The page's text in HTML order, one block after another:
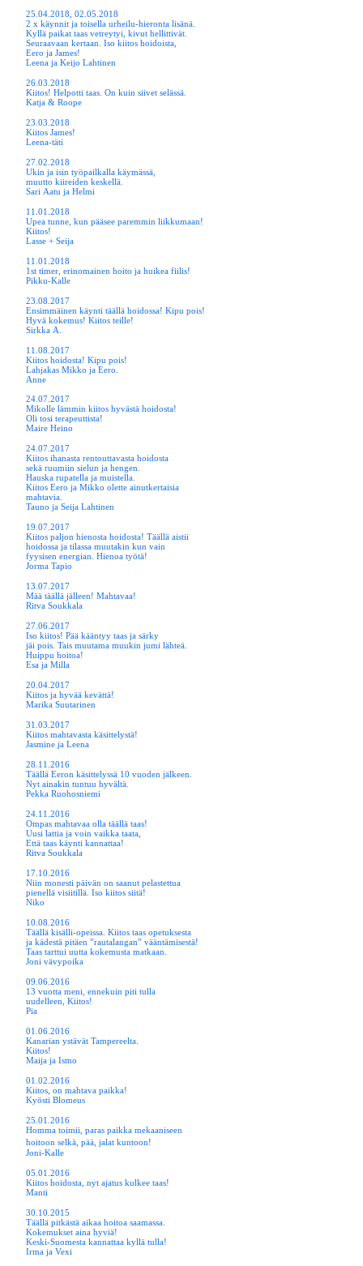
25.04.2018, 02.05.2018
2 x käynnit ja toisella urheilu-hieronta lisänä.
Kyllä paikat taas vetreytyi, kivut hellittivät.
Seuraavaan kertaan. Iso kiitos hoidoista,
Eero ja James!
Leena ja Keijo Lahtinen
26.03.2018
Kiitos! Helpotti taas. On kuin siivet selässä.
Katja & Roope
23.03.2018
Kiitos James!
Leena-täti
27.02.2018
Ukin ja isin työpailkalla käymässä,
muutto kiireiden keskellä.
Sari Aatu ja Helmi
11.01.2018
Upea tunne, kun pääsee paremmin liikkumaan!
Kiitos!
Lasse + Seija
11.01.2018
1st timer, erinomainen hoito ja huikea fiilis!
Pikku-Kalle
23.08.2017
Ensimmäinen käynti täällä hoidossa! Kipu pois!
Hyvä kokemus! Kiitos teille!
Sirkka A
11.08.2017
Kiitos hoidosta! Kipu pois!
Lahjakas Mikko ja Eero.
Anne
24.07.2017
Mikolle lämmin kiitos hyvästä hoidosta!
Oli tosi terapeuttista!
Maire Heino
24.07.2017
Kiitos ihanasta rentouttavasta hoidosta
sekä ruumiin sielun ja hengen.
Hauska rupatella ja muistella.
Kiitos Eero ja Mikko olette ainutkertaisia
mahtavia.
Tauno ja Seija Lahtinen
19.07.2017
Kiitos paljon hienosta hoidosta! Täällä aistii
hoidossa ja tilassa muutakin kun vain
fyysisen energian. Hienoa työtä!
Jorma Tapio
13.07.2017
Mää täällä jälleen! Mahtavaa!
Ritva Soukkala
27.06.2017
Iso kiitos! Pää kääntyy taas ja särky
jäi pois. Tais muutama muukin jumi lähteä.
Huippu hoitoa!
Esa ja Milla
20.04.2017
Kiitos ja hyvää kevättä!
Marika Suutarinen
31.03.2017
Kiitos mahtavasta käsittelystä!
Jasmine ja Leena
28.11.2016
Täällä Eeron käsittelyssä 10 vuoden jälkeen.
Nyt ainakin tuntuu hyvältä.
Pekka Ruohosniemi
24.11.2016
Ompas mahtavaa olla täällä taas!
Uusi lattia ja voin vaikka taata,
Että taas käynti kannattaa!
Ritva Soukkala
17.10.2016
Niin monesti päivän on saanut pelastettua
pienellä visiitillä. Iso kiitos siitä!
Niko
10.08.2016
Täällä kisälli-opeissa. Kiitos taas opetuksesta
ja kädestä pitäen ”rautalangan” vääntämisestä!
Taas tarttui uutta kokemusta matkaan.
Joni vävypoika
09.06.2016
13 vuotta meni, ennekuin piti tulla
uudelleen, Kiitos!
Pia
01.06.2016
Kanarian ystävät Tampereelta.
Kiitos!
Maija ja Ismo
01.02.2016
Kiitos, on mahtava paikka!
Kyösti Blomeus
25.01.2016
Homma toimii, paras paikka mekaaniseen
hoitoon selkä, pää, jalat kuntoon!
Joni-Kalle
05.01.2016
Kiitos hoidosta, nyt ajatus kulkee taas!
Manti
30.10.2015
Täällä pitkästä aikaa hoitoa saamassa.
Kokemukset aina hyviä!
Keski-Suomesta kannattaa kyllä tulla!
Irma ja Vexi